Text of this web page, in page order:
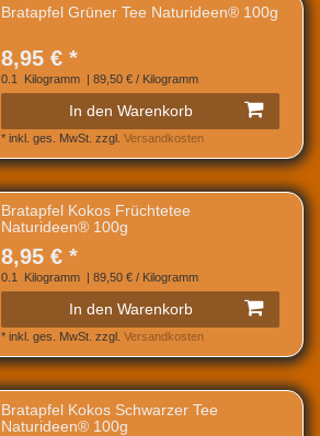
Bratapfel Grüner Tee Naturideen® 100g
8,95 € *
0.1 Kilogramm | 89,50 € / Kilogramm
In den Warenkorb
* inkl. ges. MwSt. zzgl. Versandkosten
Bratapfel Kokos Früchtetee
Naturideen® 100g
8,95 € *
0.1 Kilogramm | 89,50 € / Kilogramm
In den Warenkorb
* inkl. ges. MwSt. zzgl. Versandkosten
Bratapfel Kokos Schwarzer Tee
Naturideen® 100g